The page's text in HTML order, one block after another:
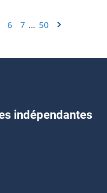
6 7 … 50
indépendantes